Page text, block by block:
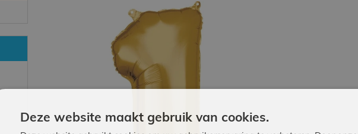
Deze website maakt gebruik van cookies.